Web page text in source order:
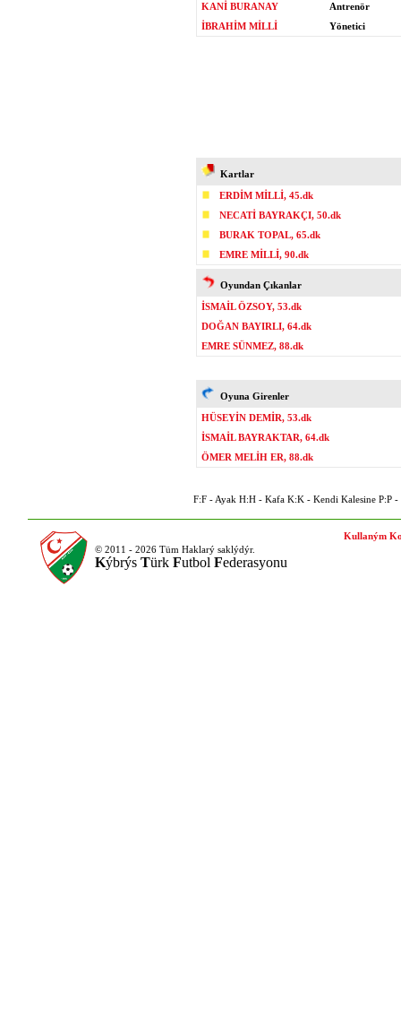
KANİ BURANAY
Antrenör
İBRAHİM MİLLİ
Yönetici
Kartlar
ERDİM MİLLİ, 45.dk
NECATİ BAYRAKÇI, 50.dk
BURAK TOPAL, 65.dk
EMRE MİLLİ, 90.dk
Oyundan Çıkanlar
İSMAİL ÖZSOY, 53.dk
DOĞAN BAYIRLI, 64.dk
EMRE SÜNMEZ, 88.dk
Oyuna Girenler
HÜSEYİN DEMİR, 53.dk
İSMAİL BAYRAKTAR, 64.dk
ÖMER MELİH ER, 88.dk
F:F - Ayak H:H - Kafa K:K - Kendi Kalesine P:P -
© 2011 - 2026 Tüm Haklarý saklýdýr.
Kýbrýs Türk Futbol Federasyonu
Kullaným